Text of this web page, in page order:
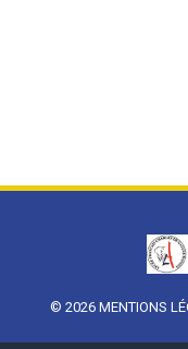
© 2026 MENTIONS